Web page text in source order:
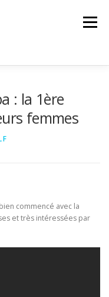
Menu
: la 1ère
femmes
commencé avec la
et très intéressées par